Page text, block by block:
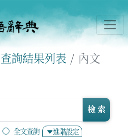
查詢結果列表 內文
全文查詢 進階設定
檢 索